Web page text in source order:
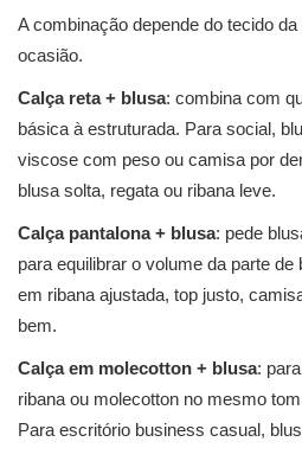
A combinação depende do tecido
ocasião.
Calça reta + blusa: combina com
básica à estruturada. Para social,
viscose com peso ou camisa por
blusa solta, regata ou ribana leve.
Calça pantalona + blusa: pede
para equilibrar o volume da parte
em ribana ajustada, top justo,
bem.
Calça em molecotton + blusa:
ribana ou molecotton no mesmo
Para escritório business casual,